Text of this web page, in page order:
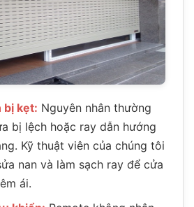
bị kẹt: Nguyên nhân thường
bị lệch hoặc ray dẫn hướng
Kỹ thuật viên của chúng tôi
nan và làm sạch ray để cửa
ái.